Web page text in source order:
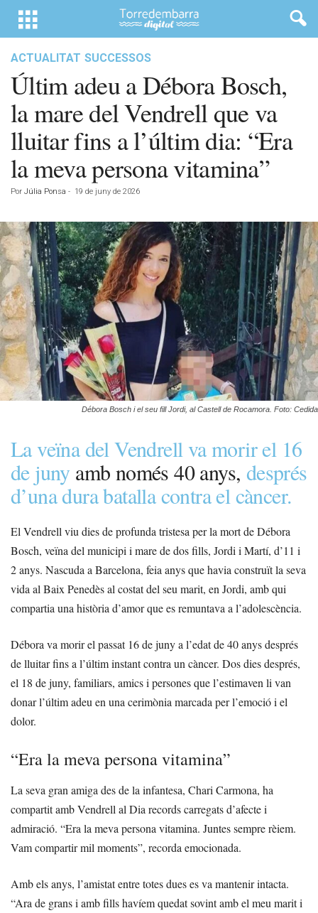
ACTUALITAT SUCCESSOS
Últim adeu a Débora Bosch,
la mare del Vendrell que va
lluitar fins a l’últim dia: “Era
la meva persona vitamina”
Por Júlia Ponsa - 19 de juny de 2026
Débora Bosch i el seu fill Jordi, al Castell de Rocamora. Foto: Cedida
La veïna del Vendrell va morir el 16
de juny amb només 40 anys, després
d’una dura batalla contra el càncer.
El Vendrell viu dies de profunda tristesa per la mort de Débora
Bosch, veïna del municipi i mare de dos fills, Jordi i Martí, d’11 i
2 anys. Nascuda a Barcelona, feia anys que havia construït la seva
vida al Baix Penedès al costat del seu marit, en Jordi, amb qui
compartia una història d’amor que es remuntava a l’adolescència.
Débora va morir el passat 16 de juny a l’edat de 40 anys després
de lluitar fins a l’últim instant contra un càncer. Dos dies després,
el 18 de juny, familiars, amics i persones que l’estimaven li van
donar l’últim adeu en una cerimònia marcada per l’emoció i el
dolor.
“Era la meva persona vitamina”
La seva gran amiga des de la infantesa, Chari Carmona, ha
compartit amb Vendrell al Dia records carregats d’afecte i
admiració. “Era la meva persona vitamina. Juntes sempre rèiem.
Vam compartir mil moments”, recorda emocionada.
Amb els anys, l’amistat entre totes dues es va mantenir intacta.
“Ara de grans i amb fills havíem quedat sovint amb el meu marit i